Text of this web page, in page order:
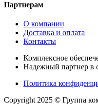
Партнерам
О компании
Доставка и оплата
Контакты
Комплексное
Надежный партнер в
Политика
Copyright 2025 © Группа